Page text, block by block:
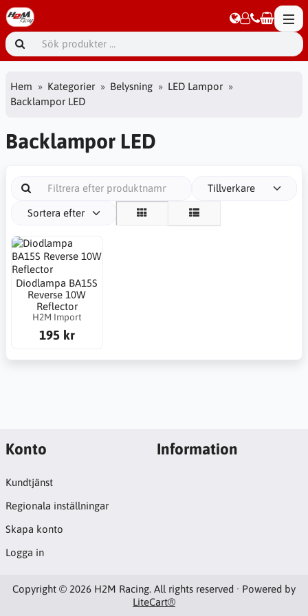
Hem Kategorier Belysning
LED Lampor
Backlampor LED
Backlampor LED
Tillverkare
Sortera efter
Diodlampa BA15S
Reverse 10W
Reflector
H2M Import
195 kr
Konto
Kundtjänst
Regionala inställningar
Skapa konto
Logga in
Information
Copyright © 2026 H2M Racing. All rights reserved · Powered by
LiteCart®